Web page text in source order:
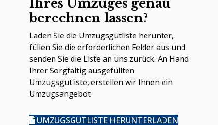
Ihres Umzuges genau
berechnen lassen?
Laden Sie die Umzugsgutliste herunter,
füllen Sie die erforderlichen Felder aus und
senden Sie die Liste an uns zurück. An Hand
Ihrer Sorgfältig ausgefüllten
Umzugsgutliste, erstellen wir Ihnen ein
Umzugsangebot.
UMZUGSGUTLISTE HERUNTERLADEN